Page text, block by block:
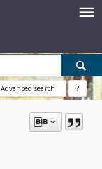
Advanced search ?